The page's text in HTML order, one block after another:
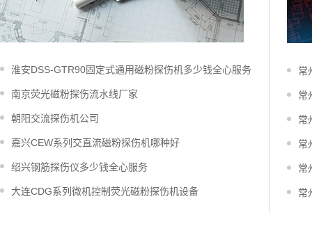
淮安DSS-GTR90固定式通用磁粉探伤机多少钱全心服务
南京荧光磁粉探伤流水线厂家
朝阳交流探伤机公司
嘉兴CEW系列交直流磁粉探伤机哪种好
绍兴钢筋探伤仪多少钱全心服务
大连CDG系列微机控制荧光磁粉探伤机设备
常
常
常
常
常
常